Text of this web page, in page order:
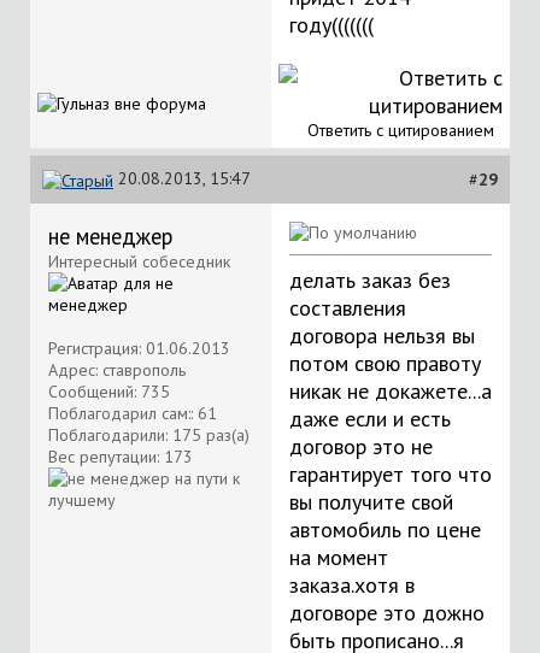
году(((((((
Ответить с цитированием
20.08.2013, 15:47 #29
не менеджер
Интересный собеседник
Регистрация: 01.06.2013
Адрес: ставрополь
Сообщений: 735
Поблагодарил сам:: 61
Поблагодарили: 175 раз(а)
Вес репутации: 173
делать заказ без
составления
договора нельзя вы
потом свою правоту
никак не докажете...а
даже если и есть
договор это не
гарантирует того что
вы получите свой
автомобиль по цене
на момент
заказа.хотя в
договоре это дожно
быть прописано...я